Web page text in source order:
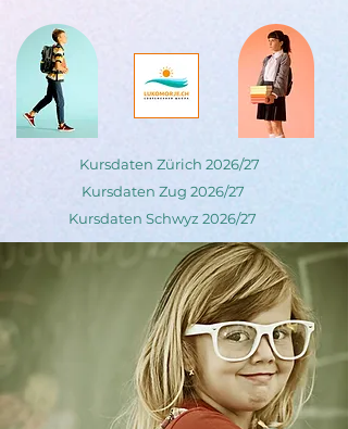
Kursdaten Zürich 2026/27
Kursdaten Zug 2026/27
Kursdaten Schwyz 2026/27